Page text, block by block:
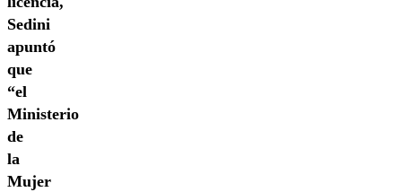
Sedini
apuntó
que
“el
Ministerio
de
la
Mujer